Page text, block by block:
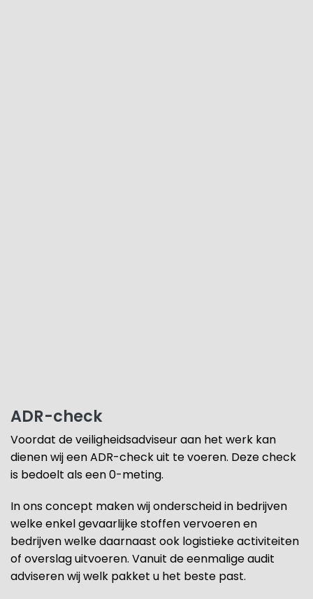
ADR-check
Voordat de veiligheidsadviseur aan het werk kan
dienen wij een ADR-check uit te voeren. Deze check
is bedoelt als een 0-meting.
In ons concept maken wij onderscheid in bedrijven
welke enkel gevaarlijke stoffen vervoeren en
bedrijven welke daarnaast ook logistieke activiteiten
of overslag uitvoeren. Vanuit de eenmalige audit
adviseren wij welk pakket u het beste past.